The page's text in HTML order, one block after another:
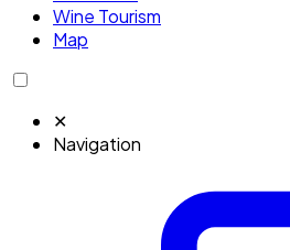
Wine Tourism
Map
✕
Navigation